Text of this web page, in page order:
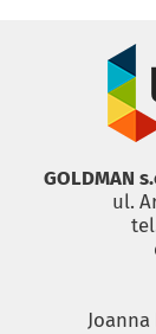
GOLDMAN
ul.
Joanna